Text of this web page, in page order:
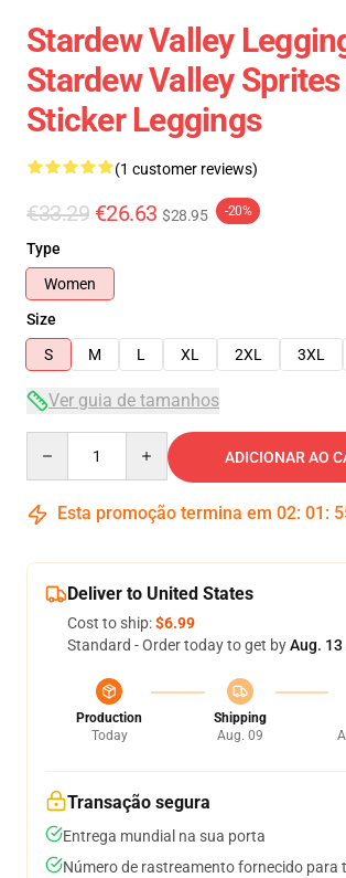
Stardew Valley
Stardew Valley
Sticker Leggings
(1 customer reviews)
€33.29 €26.63 $28.95 -20%
Type
Women
Size
S
M L XL 2XL 3XL
Ver guia de tamanhos
ADICIONAR AO
Esta promoção termina em 02: 01 :
Deliver to United States
Cost to ship:$6.99
Standard - Order today to get byAug. 13
Production
Today
Shipping
Aug. 09
Transação segura
Entrega mundial na sua porta
Número de rastreamento fornecido para